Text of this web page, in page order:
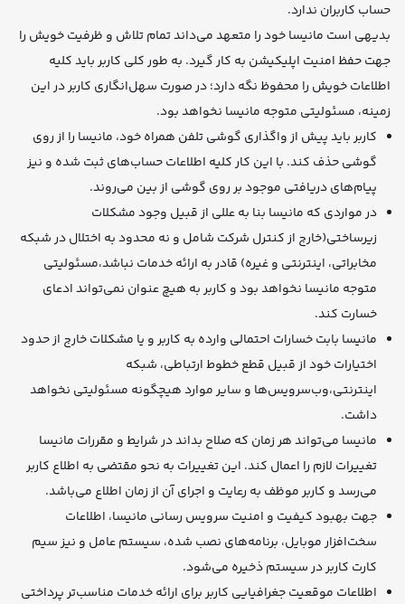
حساب کاربران ندارد.
بدیهی است مانیسا خود را متعهد می‌داند تمام تلاش و ظرفیت خویش را
جهت حفظ امنیت اپلیکیشن به کار گیرد. به طور کلی کاربر باید کلیه
اطلاعات خویش را محفوظ نگه دارد؛ در صورت سهل‌انگاری کاربر در این
زمینه، مسئولیتی متوجه مانیسا نخواهد بود.
کاربر باید پیش از واگذاری گوشی تلفن همراه خود، مانیسا را از روی
گوشی حذف کند. با این کار کلیه اطلاعات حساب‌های ثبت شده و نیز
پیام‌های دریافتی موجود بر روی گوشی از بین می‌روند.
در مواردی كه مانیسا بنا به عللی از قبیل وجود مشکلات
زیرساختی(خارج از كنترل شرکت شامل و نه محدود به اختلال در شبکه
مخابراتی، اینترنتی و غیره) قادر به ارائه خدمات نباشد،مسئولیتی
متوجه مانیسا نخواهد بود و کاربر به هیچ عنوان نمی‌تواند ادعای
خسارت کند.
مانیسا بابت خسارات احتمالی وارده به کاربر و یا مشکلات خارج از حدود
اختیارات خود از قبیل قطع خطوط ارتباطی، شبکه
اینترنتی،وب‌سرویس‌ها و سایر موارد هیچگونه مسئولیتی نخواهد
داشت.
مانیسا می‌تواند هر زمان كه صلاح بداند در شرایط و مقررات مانیسا
تغییرات لازم را اعمال کند. این تغییرات به نحو مقتضی به اطلاع کاربر
می‌رسد و کاربر موظف به رعایت و اجرای آن از زمان اطلاع می‌باشد.
جهت بهبود کیفیت و امنیت سرویس رسانی مانیسا، اطلاعات
سخت‌افزار موبایل، برنامه‌های نصب شده، سیستم عامل و نیز سیم
کارت کاربر در سیستم ذخیره می‌شود.
اطلاعات موقعیت جغرافیایی کاربر برای ارائه خدمات مناسب‌تر پرداختی